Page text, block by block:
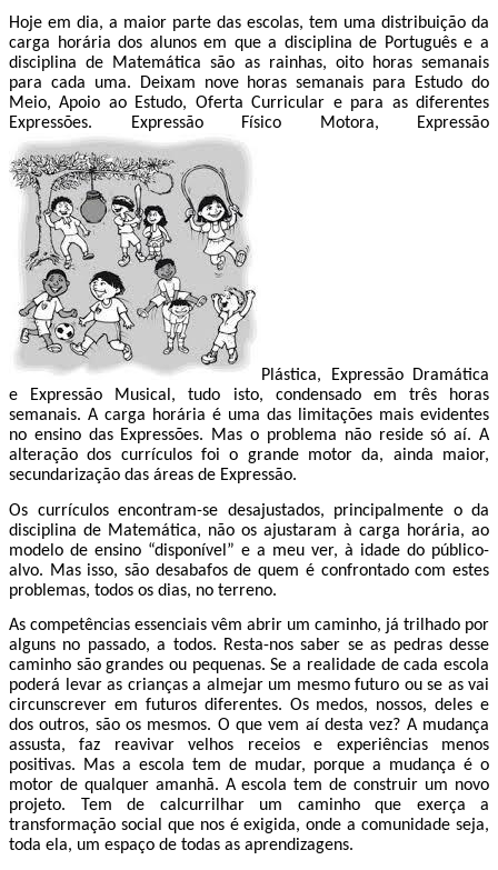
Hoje em dia, a maior parte das escolas, tem uma distribuição da
carga horária dos alunos em que a disciplina de Português e a
disciplina de Matemática são as rainhas, oito horas semanais
para cada uma. Deixam nove horas semanais para Estudo do
Meio, Apoio ao Estudo, Oferta Curricular e para as diferentes
Expressões. Expressão Físico Motora, Expressão
Plástica, Expressão Dramática
e Expressão Musical, tudo isto, condensado em três horas
semanais. A carga horária é uma das limitações mais evidentes
no ensino das Expressões. Mas o problema não reside só aí. A
alteração dos currículos foi o grande motor da, ainda maior,
secundarização das áreas de Expressão.
Os currículos encontram-se desajustados, principalmente o da
disciplina de Matemática, não os ajustaram à carga horária, ao
modelo de ensino “disponível” e a meu ver, à idade do público-
alvo. Mas isso, são desabafos de quem é confrontado com estes
problemas, todos os dias, no terreno.
As competências essenciais vêm abrir um caminho, já trilhado por
alguns no passado, a todos. Resta-nos saber se as pedras desse
caminho são grandes ou pequenas. Se a realidade de cada escola
poderá levar as crianças a almejar um mesmo futuro ou se as vai
circunscrever em futuros diferentes. Os medos, nossos, deles e
dos outros, são os mesmos. O que vem aí desta vez? A mudança
assusta, faz reavivar velhos receios e experiências menos
positivas. Mas a escola tem de mudar, porque a mudança é o
motor de qualquer amanhã. A escola tem de construir um novo
projeto. Tem de calcurrilhar um caminho que exerça a
transformação social que nos é exigida, onde a comunidade seja,
toda ela, um espaço de todas as aprendizagens.